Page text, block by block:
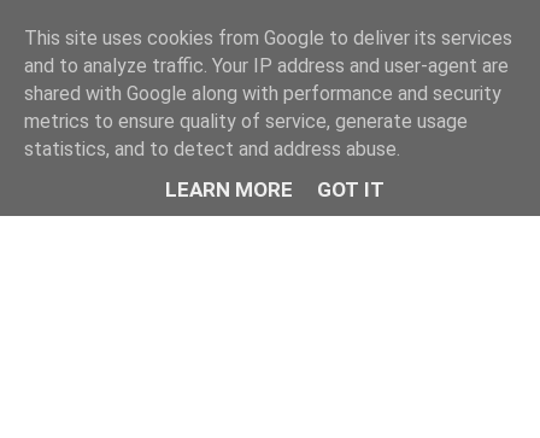
This site uses cookies from Google to deliver its services
and to analyze traffic. Your IP address and user-agent are
shared with Google along with performance and security
metrics to ensure quality of service, generate usage
statistics, and to detect and address abuse.
LEARN MORE GOT IT